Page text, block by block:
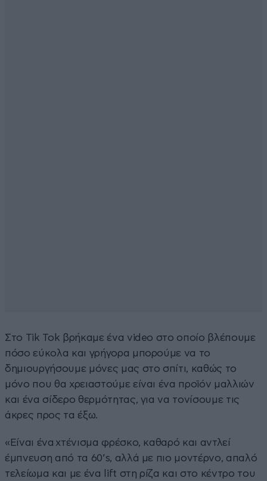
Στο Tik Tok βρήκαμε ένα video στο οποίο βλέπουμε
πόσο εύκολα και γρήγορα μπορούμε να το
δημιουργήσουμε μόνες μας στο σπίτι, καθώς το
μόνο που θα χρειαστούμε είναι ένα προϊόν μαλλιών
και ένα σίδερο θερμότητας, για να τονίσουμε τις
άκρες προς τα έξω.
«Είναι ένα χτένισμα φρέσκο, καθαρό και αντλεί
έμπνευση από τα 60’s, αλλά με πιο μοντέρνο, απαλό
τελείωμα και με ένα lift στη ρίζα και στο κέντρο του